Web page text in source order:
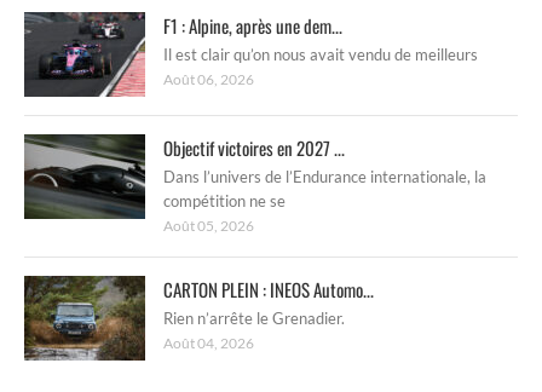
F1 : Alpine, après une dem...
Il est clair qu’on nous avait vendu de meilleurs
Août 06, 2026
Objectif victoires en 2027 ...
Dans l’univers de l’Endurance internationale, la
compétition ne se
Août 05, 2026
CARTON PLEIN : INEOS Automo...
Rien n’arrête le Grenadier.
Août 04, 2026